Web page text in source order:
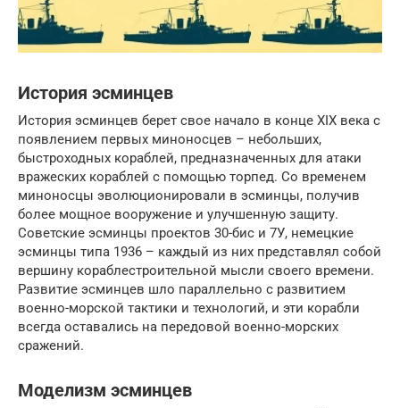
История эсминцев
История эсминцев берет свое начало в конце XIX века с
появлением первых миноносцев – небольших,
быстроходных кораблей, предназначенных для атаки
вражеских кораблей с помощью торпед. Со временем
миноносцы эволюционировали в эсминцы, получив
более мощное вооружение и улучшенную защиту.
Советские эсминцы проектов 30-бис и 7У, немецкие
эсминцы типа 1936 – каждый из них представлял собой
вершину кораблестроительной мысли своего времени.
Развитие эсминцев шло параллельно с развитием
военно-морской тактики и технологий, и эти корабли
всегда оставались на передовой военно-морских
сражений.
Моделизм эсминцев